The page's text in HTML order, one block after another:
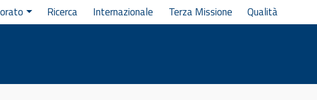
Ricerca Internazionale Terza Missione Qualità